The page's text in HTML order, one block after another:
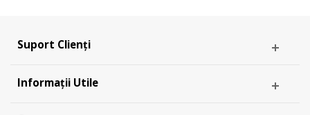
Suport Clienți
Informații Utile